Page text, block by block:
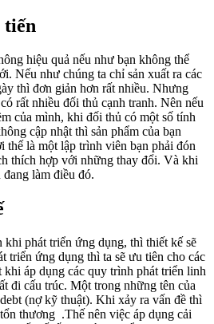
tiến
hiệu quả nếu như bạn không thể
Nếu như chúng ta chỉ sản xuất ra các
thì đơn giản hơn rất nhiều. Nhưng
rất nhiều đối thủ cạnh tranh. Nên nếu
của mình, khi đối thủ có một số tính
cập nhật thì sản phẩm của bạn
thế là một lập trình viên bạn phải đón
thích hợp với những thay đổi. Và khi
làm điều đó.
khi phát triển ứng dụng, thì thiết kế sẽ
triển ứng dụng thì ta sẽ ưu tiên cho các
khi áp dụng các quy trình phát triển linh
đi cấu trúc. Một trong những tên của
(nợ kỹ thuật). Khi xảy ra vấn đề thì
thương .Thế nên việc áp dụng cải